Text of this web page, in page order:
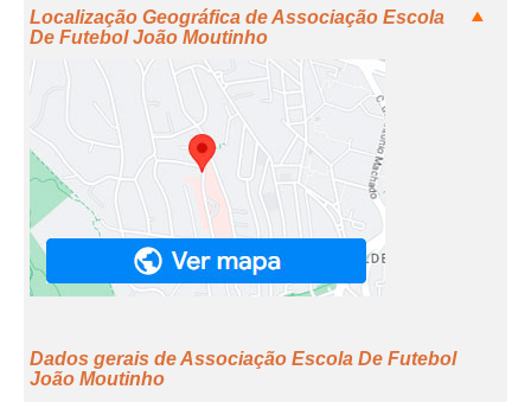
Localização Geográfica de Associação Escola
De Futebol João Moutinho
Dados gerais de Associação Escola De Futebol
João Moutinho